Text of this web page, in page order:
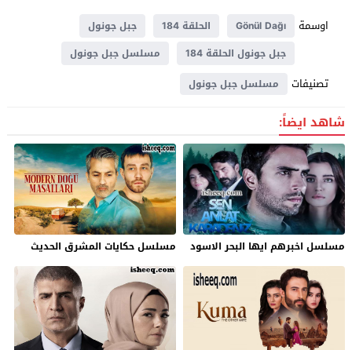
اوسمة
Gönül Dağı الحلقة 184
جبل جونول
جبل جونول الحلقة 184
مسلسل جبل جونول
تصنيفات مسلسل جبل جونول
شاهد ايضاً:
مسلسل اخبرهم ايها البحر الاسود مسلسل حكايات المشرق الحديث